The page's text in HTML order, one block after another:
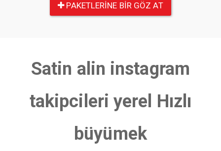
PAKETLERINE BIR GÖZ AT
Satin alin instagram
takipcileri yerel Hızlı
büyümek